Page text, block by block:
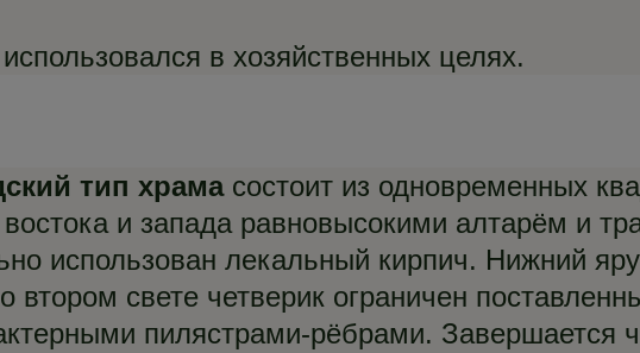
в хозяйственных целях.
тип храмасостоит из одновременных
и запада равновысокими алтарём и
использован лекальный кирпич. Нижний
свете четверик ограничен
пилястрами-рёбрами. Завершается